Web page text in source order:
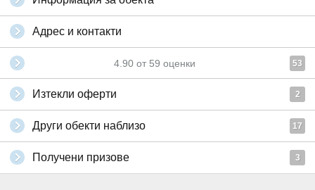
Адрес и контакти
4.90 от 59 оценки 53
Изтекли оферти 2
Други обекти наблизо 17
Получени призове 3